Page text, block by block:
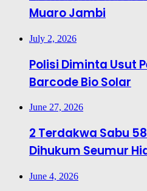
Muaro Jambi
July 2, 2026
Polisi Diminta Usut
Barcode Bio Solar
June 27, 2026
2 Terdakwa Sabu
Dihukum Seumur
June 4, 2026